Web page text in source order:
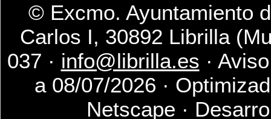
© Excmo. Ayuntamiento
Carlos I, 30892 Librilla
037 · info@librilla.es ·
a 08/07/2026 ·
Netscape ·